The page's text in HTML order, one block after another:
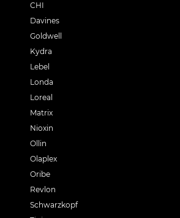
CHI
Davines
Goldwell
Kydra
Lebel
Londa
Loreal
Matrix
Nioxin
Ollin
Olaplex
Oribe
Revlon
Schwarzkopf